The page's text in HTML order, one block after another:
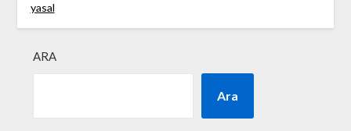
yasal
ARA
Ara